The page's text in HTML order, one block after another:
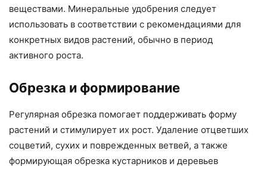
веществами. Минеральные удобрения следует
использовать в соответствии с рекомендациями для
конкретных видов растений, обычно в период
активного роста.
Обрезка и формирование
Регулярная обрезка помогает поддерживать форму
растений и стимулирует их рост. Удаление отцветших
соцветий, сухих и поврежденных ветвей, а также
формирующая обрезка кустарников и деревьев